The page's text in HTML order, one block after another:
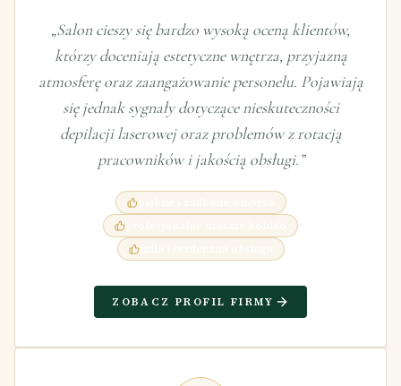
„Salon cieszy się bardzo wysoką oceną klientów,
którzy doceniają estetyczne wnętrza, przyjazną
atmosferę oraz zaangażowanie personelu. Pojawiają
się jednak sygnały dotyczące nieskuteczności
depilacji laserowej oraz problemów z rotacją
pracowników i jakością obsługi.”
piękne i zadbane wnętrza
miła i serdeczna obsługa
ZOBACZ PROFIL FIRMY